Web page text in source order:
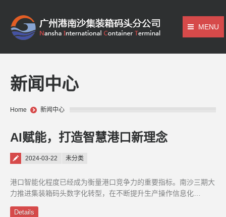
MENU
新闻中心
You are here:
Home 新闻中心
AI赋能，打造智慧港口新理念
Posted on
2024-03-22 未分类
港口智能化程度已经成为衡量港口竞争力的重要指标。南沙三期大
力推进集装箱码头数字化转型，在不断提升生产操作信息化…
Details